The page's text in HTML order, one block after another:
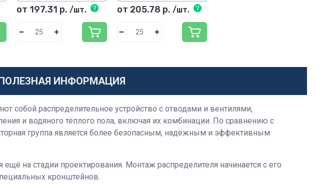
от 197.31 р. /шт. от 205.78 р. /шт.
ПОЛЕЗНАЯ ИНФОРМАЦИЯ
собой распределительное устройство с отводами и вентилями,
и водяного тёплого пола, включая их комбинации. По сравнению с
группа является более безопасным, надёжным и эффективным
на стадии проектирования. Монтаж распределителя начинается с его
кронштейнов.